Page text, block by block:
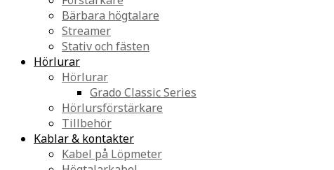
Bärbara högtalare
Streamer
Stativ och fästen
Hörlurar
Hörlurar
Grado Classic Series
Hörlursförstärkare
Tillbehör
Kablar & kontakter
Kabel på Löpmeter